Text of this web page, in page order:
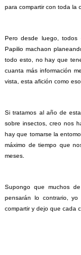
para compartir con toda la
Pero desde luego, todos
Papilio machaon
todo esto, no hay que
cuanta más información
vista, esta afición como
Si tratamos al año de
sobre insectos, creo nos
hay que tomarse la
máximo de tiempo que
meses.
Supongo que muchos
pensarán lo contrario,
compartir y dejo que cada